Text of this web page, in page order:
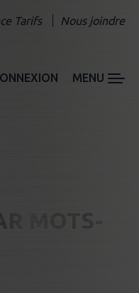
Tarifs Nous joindre
MENU
MOTS-